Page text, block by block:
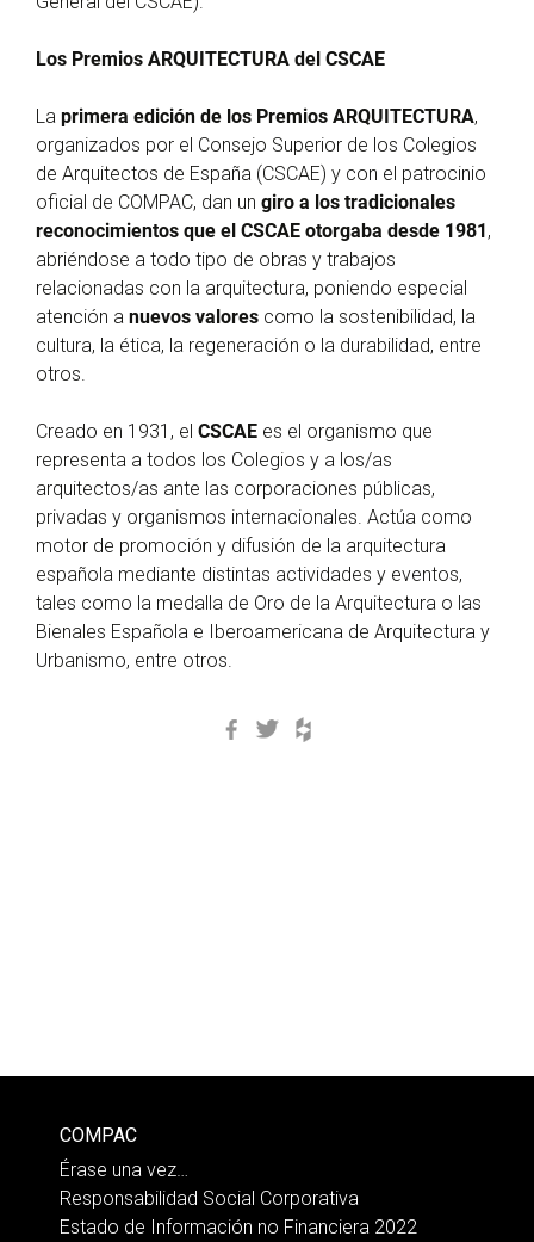
Los Premios ARQUITECTURA del CSCAE
La primera edición de los Premios ARQUITECTURA,
organizados por el Consejo Superior de los Colegios
de Arquitectos de España (CSCAE) y con el patrocinio
oficial de COMPAC, dan un giro a los tradicionales
reconocimientos que el CSCAE otorgaba desde 1981,
abriéndose a todo tipo de obras y trabajos
relacionadas con la arquitectura, poniendo especial
atención a nuevos valores como la sostenibilidad, la
cultura, la ética, la regeneración o la durabilidad, entre
otros.
Creado en 1931, el CSCAE es el organismo que
representa a todos los Colegios y a los/as
arquitectos/as ante las corporaciones públicas,
privadas y organismos internacionales. Actúa como
motor de promoción y difusión de la arquitectura
española mediante distintas actividades y eventos,
tales como la medalla de Oro de la Arquitectura o las
Bienales Española e Iberoamericana de Arquitectura y
Urbanismo, entre otros.
Facebook
Twitter
COMPAC
Érase una vez…
Responsabilidad Social Corporativa
Estado de Información no Financiera 2022